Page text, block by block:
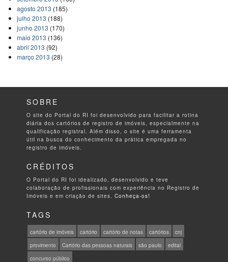
agosto 2013 (185)
julho 2013 (188)
junho 2013 (170)
maio 2013 (136)
abril 2013 (92)
março 2013 (28)
SOBRE
O site do Portal do RI foi desenvolvido para facilitar a rotina
diária dos cartórios de registro de imóveis, especialmente na
qualificação registral. Além disso, o site é uma ferramenta
útil na busca do conhecimento da prática empregada no
registro de imóveis.
CRÉDITOS
O Portal do RI foi idealizado, desenvolvido e teve
colaboração de profissionais com experiência no Registro de
Imóveis e em criação de sites.Conheça-os!
TAGS
cartório de imóveis cartório cartório de notas cartórios
cnj
provimento
Cartório das pessoas naturais são paulo
edital
concurso público